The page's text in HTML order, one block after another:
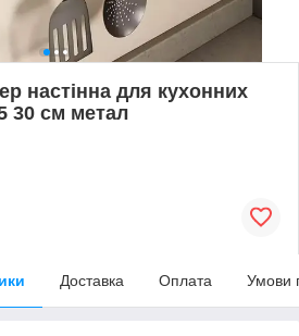
настінна для кухонних
30 см метал
Доставка Оплата Умови